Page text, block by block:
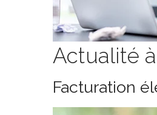
Actualité
Facturation